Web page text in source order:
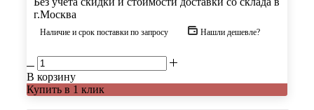
г.Москва
Наличие и срок поставки по запросу Нашли дешевле?
В корзину
Купить в 1 клик